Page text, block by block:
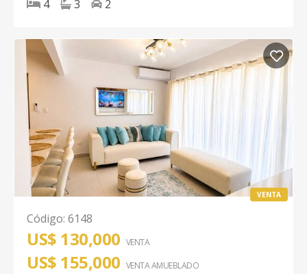
4 3 2
VENTA
Código: 6148
US$ 130,000 VENTA
US$ 155,000 VENTA AMUEBLADO